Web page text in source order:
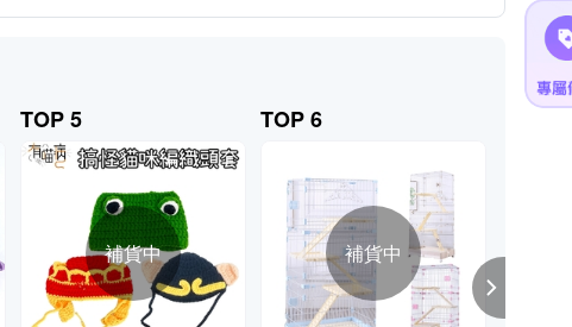
TOP 5
補貨中
TOP 6
補貨中